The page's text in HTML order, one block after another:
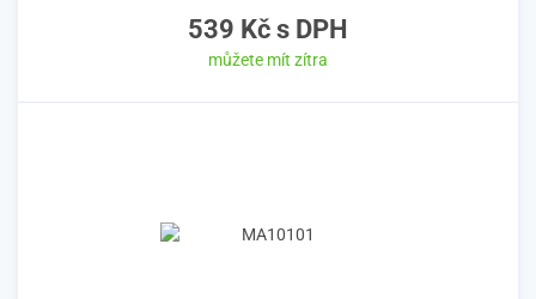
539 Kč s DPH
můžete mít zítra